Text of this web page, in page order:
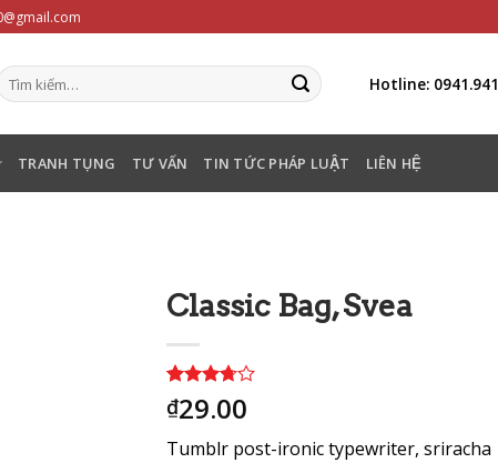
Hotline:
TRANH TỤNG TƯ VẤN TIN TỨC PHÁP LUẬT LIÊN HỆ
Classic Bag, Svea
3.50trên
5 dựa
2
đánh giá
₫29.00
Tumblr post-ironic typewriter, sriracha